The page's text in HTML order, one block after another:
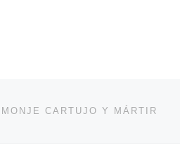
entradas
CARTUJO Y MÁRTIR